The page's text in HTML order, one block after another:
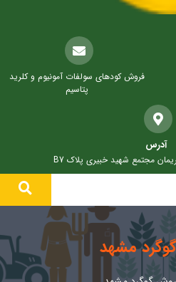
فروش کودهای سولفات آمونیوم و کلرید
پتاسیم
آدرس
مشهد